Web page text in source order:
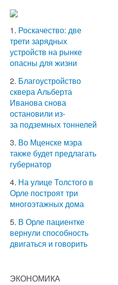
1. Роскачество: две
трети зарядных
устройств на рынке
опасны для жизни
2. Благоустройство
сквера Альберта
Иванова снова
остановили из-
за подземных тоннелей
3. Во Мценске мэра
также будет предлагать
губернатор
4. На улице Толстого в
Орле построят три
многоэтажных дома
5. В Орле пациентке
вернули способность
двигаться и говорить
ЭКОНОМИКА